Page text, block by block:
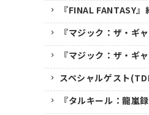
『FINAL FANTASY
『マジック：ザ・ギ
『マジック：ザ・ギ
スペシャルゲスト
『タルキール：龍嵐